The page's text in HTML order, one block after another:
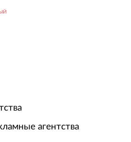
агентства